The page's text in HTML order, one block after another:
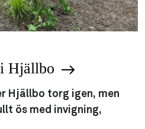
Hjällbo
Hjällbo torg igen, men
ös med invigning,